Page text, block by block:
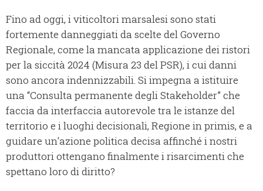
Fino ad oggi, i viticoltori marsalesi sono stati
fortemente danneggiati da scelte del Governo
Regionale, come la mancata applicazione dei ristori
per la siccità 2024 (Misura 23 del PSR), i cui danni
sono ancora indennizzabili. Si impegna a istituire
una “Consulta permanente degli Stakeholder” che
faccia da interfaccia autorevole tra le istanze del
territorio e i luoghi decisionali, Regione in primis, e a
guidare un'azione politica decisa affinché i nostri
produttori ottengano finalmente i risarcimenti che
spettano loro di diritto?